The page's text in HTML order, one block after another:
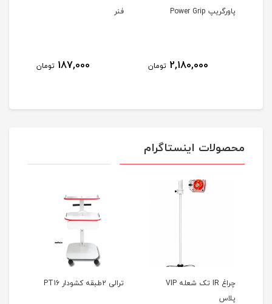
پاورگریپ Power Grip
2,180,000 تومان
فنر
187,000 تومان
محصولات اینستاگرام
چراغ IR تک شعله VIP
پلاس
ترالی 2طبقه کشودار PT16